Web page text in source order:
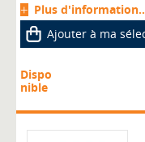
Plus
Ajouter à ma
Dispo
nible